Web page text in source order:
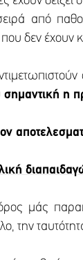
από
δεν έχουν
σημαντική η
μάς
την